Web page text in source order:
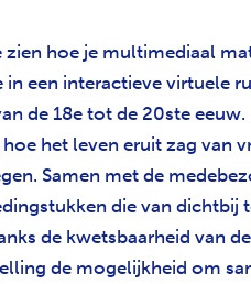
hoe je multimediaal
een interactieve virtuele
de 18e tot de 20ste eeuw.
het leven eruit zag van
Samen met de
die van dichtbij
de kwetsbaarheid van
de mogelijkheid om